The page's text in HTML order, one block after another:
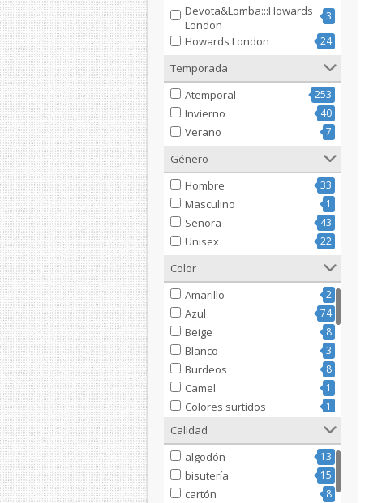
Devota&Lomba:::Howards
London
3
Howards London 24
Temporada
Atemporal
253
Invierno 40
Verano 7
Género
Hombre
33
Masculino 1
Señora 43
Unisex 22
Color
Amarillo
2
Azul 74
Beige 8
Blanco 3
Burdeos 8
Camel 1
Colores surtidos 1
Dorado 1
Fucsia 1
Gris 22
Marino 1
marrón 17
Calidad
algodón
13
bisutería 15
cartón 8